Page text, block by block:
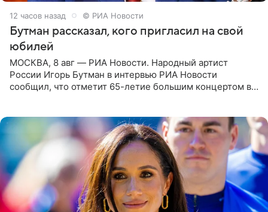
12 часов назад © РИА Новости
Бутман рассказал, кого пригласил на свой
юбилей
МОСКВА, 8 авг — РИА Новости. Народный артист
России Игорь Бутман в интервью РИА Новости
сообщил, что отметит 65-летие большим концертом в